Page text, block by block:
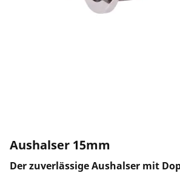
Aushalser 15mm
Der zuverlässige Aushalser mit